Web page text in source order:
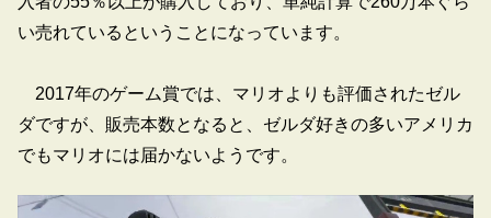
い売れているということになっています。
2017年のゲーム賞では、マリオよりも評価されたゼル
ダですが、販売本数となると、ゼルダ好きの多いアメリカ
でもマリオには届かないようです。